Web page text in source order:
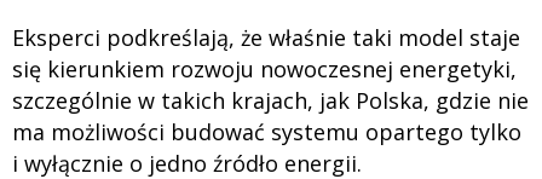
Eksperci podkreślają, że właśnie taki model staje
się kierunkiem rozwoju nowoczesnej energetyki,
szczególnie w takich krajach, jak Polska, gdzie nie
ma możliwości budować systemu opartego tylko
i wyłącznie o jedno źródło energii.